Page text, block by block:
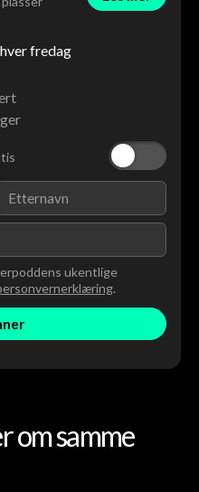
fredag
ukentlige
.
om samme